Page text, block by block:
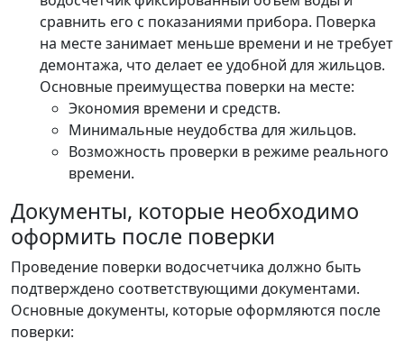
сравнить его с показаниями прибора. Поверка
на месте занимает меньше времени и не требует
демонтажа, что делает ее удобной для жильцов.
Основные преимущества поверки на месте:
Экономия времени и средств.
Минимальные неудобства для жильцов.
Возможность проверки в режиме реального
времени.
Документы, которые необходимо
оформить после поверки
Проведение поверки водосчетчика должно быть
подтверждено соответствующими документами.
Основные документы, которые оформляются после
поверки: